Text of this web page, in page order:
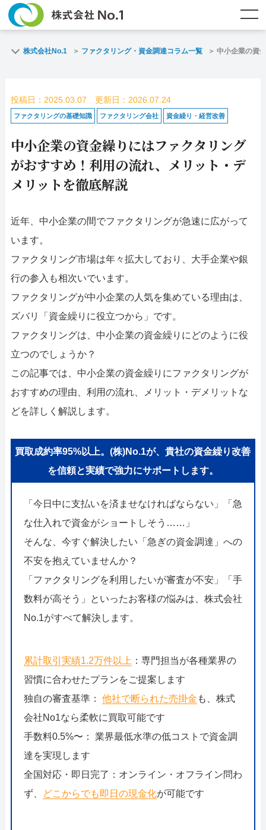
ファクタリングとは？
よくある質問 ファクタリング・資金調達コラム
企業情報 お問い合わせ
名古屋支店HP 福岡支店HP
お問合せ
査定依頼
お問い合わせ
052-414-4107 092-419-2433
おすすめ記事
ファクタリングで通りやすい会社はどういう会社？
株式会社No.1 ファクタリング・資金調達コラム一覧 中小企業の資
投稿日：2025.03.07 更新日：2026.07.24
ファクタリングの基礎知識 ファクタリング会社 資金繰り・経営改善
中小企業の資金繰りにはファクタリング
がおすすめ！利用の流れ、メリット・デ
メリットを徹底解説
近年、中小企業の間でファクタリングが急速に広がって
います。
ファクタリング市場は年々拡大しており、大手企業や銀
行の参入も相次いでいます。
ファクタリングが中小企業の人気を集めている理由は、
ズバリ「資金繰りに役立つから」です。
ファクタリングは、中小企業の資金繰りにどのように役
立つのでしょうか？
この記事では、中小企業の資金繰りにファクタリングが
おすすめの理由、利用の流れ、メリット・デメリットな
どを詳しく解説します。
買取成約率95%以上。(株)No.1が、貴社の資金繰り改善
を信頼と実績で強力にサポートします。
「今日中に支払いを済ませなければならない」「急
な仕入れで資金がショートしそう……」
そんな、今すぐ解決したい「急ぎの資金調達」への
不安を抱えていませんか？
「ファクタリングを利用したいが審査が不安」「手
数料が高そう」といったお客様の悩みは、株式会社
No.1がすべて解決します。
累計取引実績1.2万件以上 ：専門担当が各種業界の
習慣に合わせたプランをご提案します
独自の審査基準： 他社で断られた売掛金 も、株式
会社No1なら柔軟に買取可能です
手数料0.5%〜： 業界最低水準の低コストで資金調
達を実現します
全国対応・即日完了：オンライン・オフライン問わ
ず、
どこからでも即日の現金化が可能です